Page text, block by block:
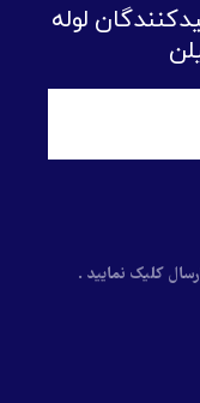
لوله
کلیک نمایید .